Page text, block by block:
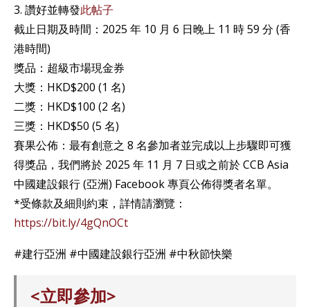
3. 讚好並轉發此帖子
截止日期及時間：2025 年 10 月 6 日晚上 11 時 59 分 (香
港時間)
獎品：超級市場現金券
大獎：HKD$200 (1 名)
二獎：HKD$100 (2 名)
三獎：HKD$50 (5 名)
賽果公佈：最有創意之 8 名參加者並完成以上步驟即可獲
得獎品，我們將於 2025 年 11 月 7 日或之前於 CCB Asia
中國建設銀行 (亞洲) Facebook 專頁公佈得獎者名單。
*受條款及細則約束，詳情請瀏覽：
https://bit.ly/4gQnOCt
#建行亞洲 #中國建設銀行亞洲 #中秋節快樂
<立即參加>